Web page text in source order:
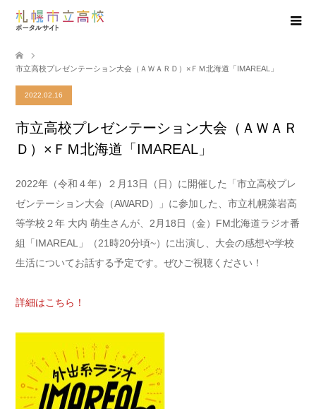
市立高校プレゼンテーション大会（ＡＷＡＲＤ）×ＦＭ北海道「IMAREAL」
2022.02.16
市立高校プレゼンテーション大会（ＡＷＡＲ
Ｄ）×ＦＭ北海道「IMAREAL」
2022年（令和４年）２月13日（日）に開催した「市立高校プレ
ゼンテーション大会（AWARD）」に参加した、市立札幌藻岩高
等学校２年 大内 萌生さんが、2月18日（金）FM北海道ラジオ番
組「IMAREAL」（21時20分頃~）に出演し、大会の感想や学校
生活についてお話する予定です。ぜひご視聴ください！
詳細はこちら！